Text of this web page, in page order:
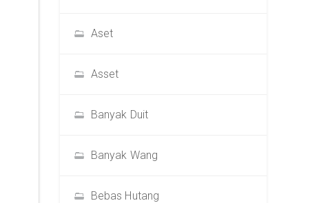
Aset
Asset
Banyak Duit
Banyak Wang
Bebas Hutang